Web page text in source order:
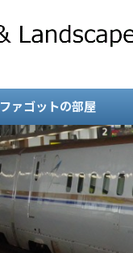
ファゴットの部屋